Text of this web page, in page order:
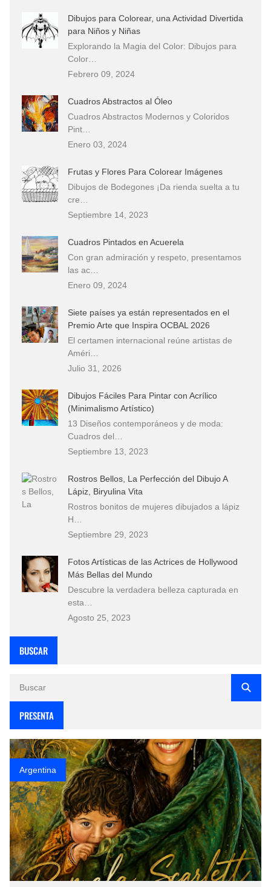
Dibujos para Colorear, una Actividad Divertida
para Niños y Niñas
Explorando la Magia del Color: Dibujos para
Color…
Febrero 09, 2024
Cuadros Abstractos al Óleo
Cuadros Abstractos Modernos y Coloridos
Pint…
Enero 03, 2024
Frutas y Flores Para Colorear Imágenes
Dibujos de Bodegones ¡Da rienda suelta a tu
cre…
Septiembre 14, 2023
Cuadros Pintados en Acuerela
Con gran admiración y respeto, presentamos
las ac…
Enero 09, 2024
Siete países ya están representados en el
Premio Arte que Inspira OCBAL 2026
El certamen internacional reúne artistas de
Améri…
Julio 31, 2026
Dibujos Fáciles Para Pintar con Acrílico
(Minimalismo Artístico)
13 Diseños contemporáneos y de moda:
Cuadros del…
Septiembre 13, 2023
Rostros Bellos, La Perfección del Dibujo A
Lápiz, Biryulina Vita
Rostros bonitos de mujeres dibujados a lápiz
H…
Septiembre 29, 2023
Fotos Artísticas de las Actrices de Hollywood
Más Bellas del Mundo
Descubre la verdadera belleza capturada en
esta…
Agosto 25, 2023
BUSCAR
PRESENTA
Argentina